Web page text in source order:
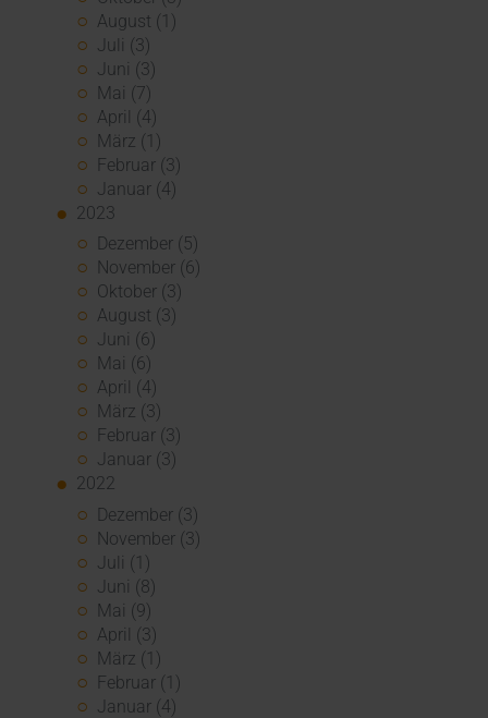
August (1)
Juli (3)
Juni (3)
Mai (7)
April (4)
März (1)
Februar (3)
Januar (4)
2023
Dezember (5)
November (6)
Oktober (3)
August (3)
Juni (6)
Mai (6)
April (4)
März (3)
Februar (3)
Januar (3)
2022
Dezember (3)
November (3)
Juli (1)
Juni (8)
Mai (9)
April (3)
März (1)
Februar (1)
Januar (4)